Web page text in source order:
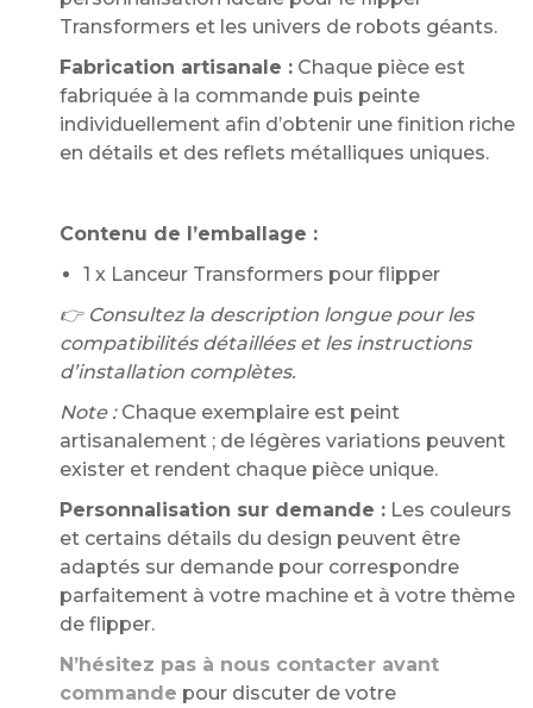
Transformers et les univers de robots géants.
Fabrication artisanale : Chaque pièce est
fabriquée à la commande puis peinte
individuellement afin d’obtenir une finition riche
en détails et des reflets métalliques uniques.
Contenu de l’emballage :
1 x Lanceur Transformers pour flipper
👉 Consultez la description longue pour les
compatibilités détaillées et les instructions
d’installation complètes.
Note :Chaque exemplaire est peint
artisanalement ; de légères variations peuvent
exister et rendent chaque pièce unique.
Personnalisation sur demande : Les couleurs
et certains détails du design peuvent être
adaptés sur demande pour correspondre
parfaitement à votre machine et à votre thème
de flipper.
N’hésitez pas à nous contacter avant
commande pour discuter de votre